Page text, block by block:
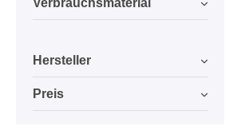
Hersteller
Preis